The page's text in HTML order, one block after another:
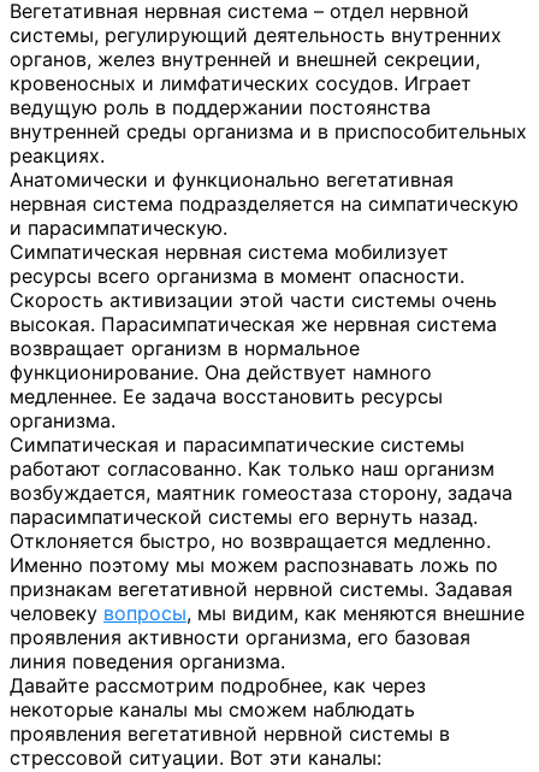
Вегетативная нервная система – отдел нервной
системы, регулирующий деятельность внутренних
органов, желез внутренней и внешней секреции,
кровеносных и лимфатических сосудов. Играет
ведущую роль в поддержании постоянства
внутренней среды организма и в приспособительных
реакциях.
Анатомически и функционально вегетативная
нервная система подразделяется на симпатическую
и парасимпатическую.
Симпатическая нервная система мобилизует
ресурсы всего организма в момент опасности.
Скорость активизации этой части системы очень
высокая. Парасимпатическая же нервная система
возвращает организм в нормальное
функционирование. Она действует намного
медленнее. Ее задача восстановить ресурсы
организма.
Симпатическая и парасимпатические системы
работают согласованно. Как только наш организм
возбуждается, маятник гомеостаза сторону, задача
парасимпатической системы его вернуть назад.
Отклоняется быстро, но возвращается медленно.
Именно поэтому мы можем распознавать ложь по
признакам вегетативной нервной системы. Задавая
человеку вопросы, мы видим, как меняются внешние
проявления активности организма, его базовая
линия поведения организма.
Давайте рассмотрим подробнее, как через
некоторые каналы мы сможем наблюдать
проявления вегетативной нервной системы в
стрессовой ситуации. Вот эти каналы: